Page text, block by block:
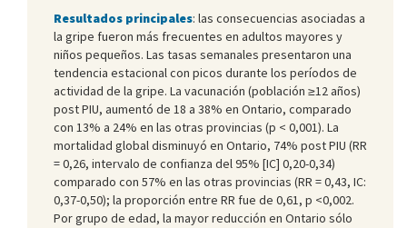
Resultados principales: las consecuencias asociadas a
la gripe fueron más frecuentes en adultos mayores y
niños pequeños. Las tasas semanales presentaron una
tendencia estacional con picos durante los períodos de
actividad de la gripe. La vacunación (población ≥12 años)
post PIU, aumentó de 18 a 38% en Ontario, comparado
con 13% a 24% en las otras provincias (p < 0,001). La
mortalidad global disminuyó en Ontario, 74% post PIU (RR
= 0,26, intervalo de confianza del 95% [IC] 0,20-0,34)
comparado con 57% en las otras provincias (RR = 0,43, IC:
0,37-0,50); la proporción entre RR fue de 0,61, p <0,002.
Por grupo de edad, la mayor reducción en Ontario sólo